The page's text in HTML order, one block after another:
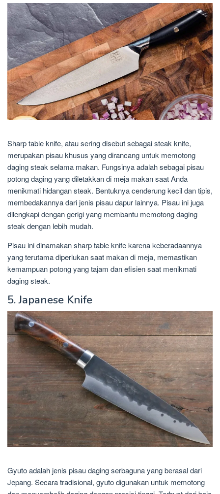
Sharp table knife, atau sering disebut sebagai steak knife,
merupakan pisau khusus yang dirancang untuk memotong
daging steak selama makan. Fungsinya adalah sebagai pisau
potong daging yang diletakkan di meja makan saat Anda
menikmati hidangan steak. Bentuknya cenderung kecil dan tipis,
membedakannya dari jenis pisau dapur lainnya. Pisau ini juga
dilengkapi dengan gerigi yang membantu memotong daging
steak dengan lebih mudah.
Pisau ini dinamakan sharp table knife karena keberadaannya
yang terutama diperlukan saat makan di meja, memastikan
kemampuan potong yang tajam dan efisien saat menikmati
daging steak.
5. Japanese Knife
Gyuto adalah jenis pisau daging serbaguna yang berasal dari
Jepang. Secara tradisional, gyuto digunakan untuk memotong